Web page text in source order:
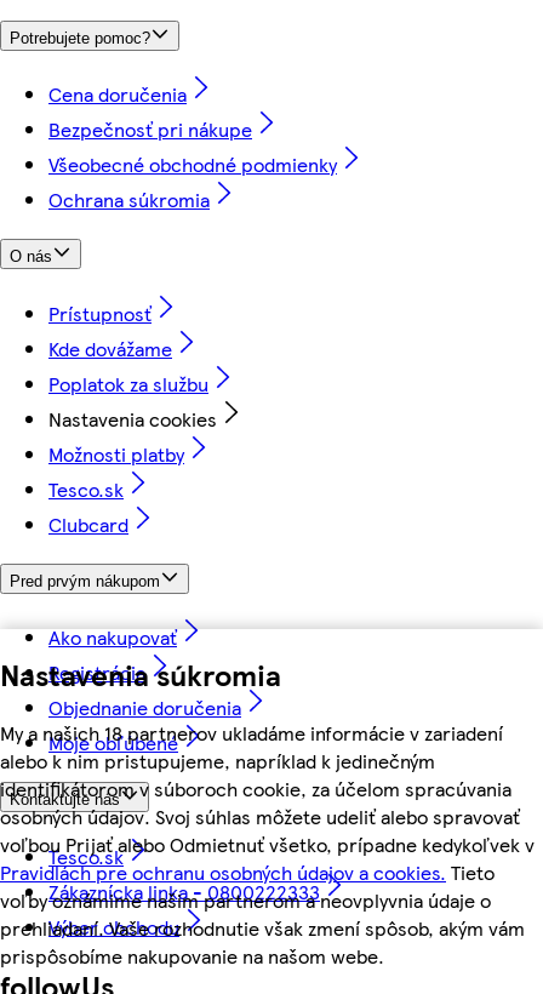
Nastavenia súkromia
My a našich 18 partnerov ukladáme informácie v zariadení
alebo k nim pristupujeme, napríklad k jedinečným
identifikátorom v súboroch cookie, za účelom spracúvania
osobných údajov. Svoj súhlas môžete udeliť alebo spravovať
voľbou Prijať alebo Odmietnuť všetko, prípadne kedykoľvek v
Pravidlách pre ochranu osobných údajov a cookies. Tieto
voľby oznámime našim partnerom a neovplyvnia údaje o
prehliadaní. Vaše rozhodnutie však zmení spôsob, akým vám
prispôsobíme nakupovanie na našom webe.
Potrebujete pomoc?
Cena doručenia
Bezpečnosť pri nákupe
Všeobecné obchodné podmienky
Ochrana súkromia
O nás
Prístupnosť
Kde dovážame
Poplatok za službu
Nastavenia cookies
Možnosti platby
Tesco.sk
Clubcard
Pred prvým nákupom
Ako nakupovať
Registrácia
Objednanie doručenia
Moje obľúbené
Kontaktujte nás
Tesco.sk
Zákaznícka linka - 0800222333
Výber obchodu
followUs